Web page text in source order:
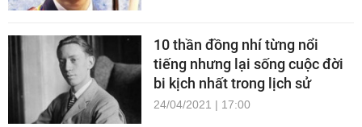
10 thần đồng nhí từng nổi
tiếng nhưng lại sống cuộc đời
bi kịch nhất trong lịch sử
24/04/2021 | 17:00